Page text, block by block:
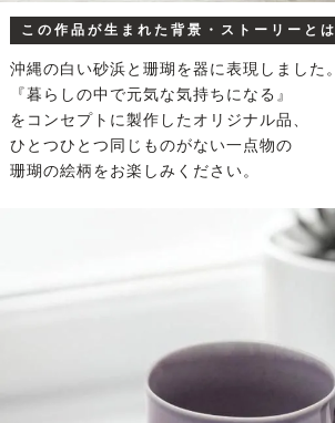
この作品が生まれた背景・ストーリーとは
沖縄の白い砂浜と珊瑚を器に表現しました。
『暮らしの中で元気な気持ちになる』
をコンセプトに製作したオリジナル品、
ひとつひとつ同じものがない一点物の
珊瑚の絵柄をお楽しみください。